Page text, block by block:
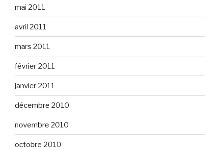
mai 2011
avril 2011
mars 2011
février 2011
janvier 2011
décembre 2010
novembre 2010
octobre 2010